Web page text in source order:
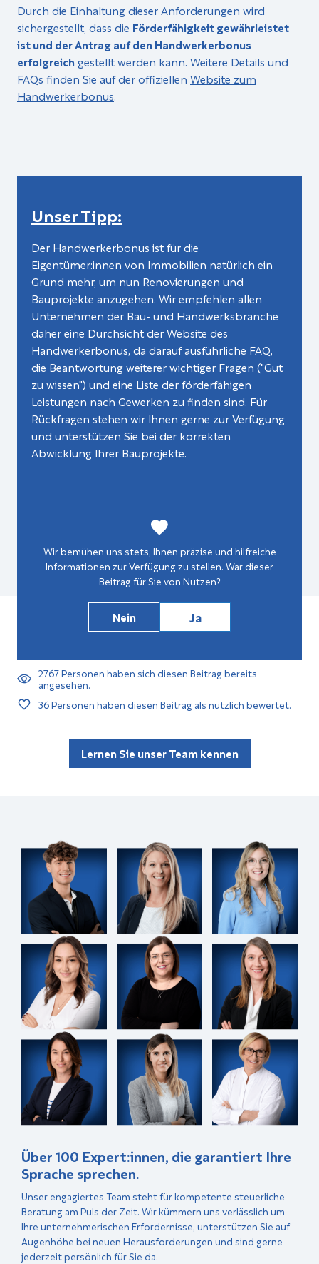
Durch die Einhaltung dieser Anforderungen wird
sichergestellt, dass die Förderfähigkeit gewährleistet
ist und der Antrag auf den Handwerkerbonus
erfolgreichgestellt werden kann. Weitere Details und
FAQs finden Sie auf der offiziellen Website zum
Handwerkerbonus.
Unser Tipp:
Der Handwerkerbonus ist für die
Eigentümer:innen von Immobilien natürlich ein
Grund mehr, um nun Renovierungen und
Bauprojekte anzugehen. Wir empfehlen allen
Unternehmen der Bau- und Handwerksbranche
daher eine Durchsicht der Website des
Handwerkerbonus, da darauf ausführliche FAQ,
die Beantwortung weiterer wichtiger Fragen ("Gut
zu wissen") und eine Liste der förderfähigen
Leistungen nach Gewerken zu finden sind. Für
Rückfragen stehen wir Ihnen gerne zur Verfügung
und unterstützen Sie bei der korrekten
Abwicklung Ihrer Bauprojekte.
Wir bemühen uns stets, Ihnen präzise und hilfreiche
Informationen zur Verfügung zu stellen. War dieser
Beitrag für Sie von Nutzen?
Nein Ja
2767Personen haben sich diesen Beitrag bereits
angesehen.
36Personen haben diesen Beitrag als nützlich bewertet.
Lernen Sie unser Team kennen
Über 100 Expert:innen, die garantiert Ihre
Sprache sprechen.
Unser engagiertes Team steht für kompetente steuerliche
Beratung am Puls der Zeit. Wir kümmern uns verlässlich um
Ihre unternehmerischen Erfordernisse, unterstützen Sie auf
Augenhöhe bei neuen Herausforderungen und sind gerne
jederzeit persönlich für Sie da.